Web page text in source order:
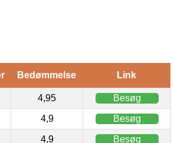
Bedømmelse Link
4,95 Besøg
4,9 Besøg
4,9 Besøg